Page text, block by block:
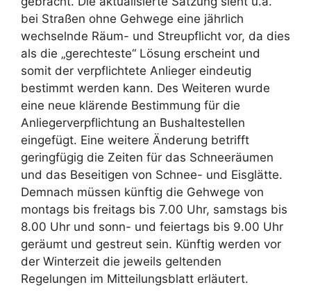
bei Straßen ohne Gehwege eine jährlich
wechselnde Räum- und Streupflicht vor, da dies
als die „gerechteste“ Lösung erscheint und
somit der verpflichtete Anlieger eindeutig
bestimmt werden kann. Des Weiteren wurde
eine neue klärende Bestimmung für die
Anliegerverpflichtung an Bushaltestellen
eingefügt. Eine weitere Änderung betrifft
geringfügig die Zeiten für das Schneeräumen
und das Beseitigen von Schnee- und Eisglätte.
Demnach müssen künftig die Gehwege von
montags bis freitags bis 7.00 Uhr, samstags bis
8.00 Uhr und sonn- und feiertags bis 9.00 Uhr
geräumt und gestreut sein. Künftig werden vor
der Winterzeit die jeweils geltenden
Regelungen im Mitteilungsblatt erläutert.